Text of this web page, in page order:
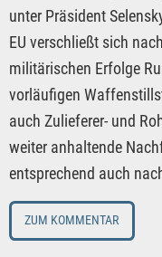
unter Präsident
EU verschließt sich
militärischen Erfolge
vorläufigen
auch Zulieferer- und
weiter anhaltende
entsprechend auch
ZUM KOMMENTAR